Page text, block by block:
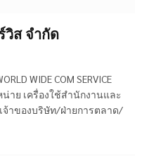
วิส จำกัด
WIDE COM SERVICE
าย เครื่องใช้สำนักงานและ
าของบริษัท/ฝ่ายการตลาด/